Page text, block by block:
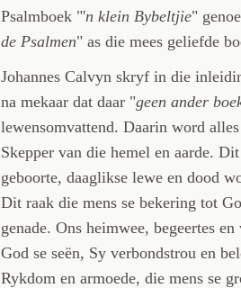
Psalmboek "'n klein Bybeltjie"
de Psalmen" as die mees geliefde
Johannes Calvyn skryf in die
na mekaar dat daar "geen ander
lewensomvattend. Daarin word
Skepper van die hemel en aarde.
geboorte, daaglikse lewe en dood
Dit raak die mens se bekering tot
genade. Ons heimwee, begeertes
God se seën, Sy verbondstrou en
Rykdom en armoede, die mens se